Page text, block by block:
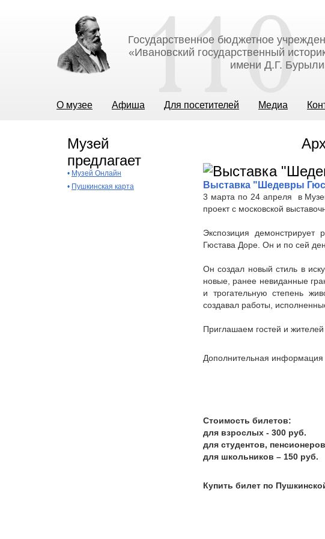
Государственное бюджетное
«Ивановский государственный
имени Д.Г.
О музее Афиша Для посетителей Медиа
Музей
предлагает
• Музей Онлайн
• Пушкинская карта Выставка "Шедевры
3 марта по 24 апреля в
проект с московской
Экспозиция
Гюстава Доре. Он и по сей
Он создал новый стиль в
новые, ранее невиданные
и трогательную степень
создавал работы,
Приглашаем гостей и жителей
Дополнительная информация
Стоимость билетов:
для взрослых - 300 руб.
для студентов,
для школьников – 150 руб.
Купить билет по